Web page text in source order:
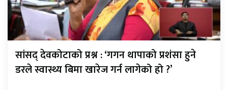
सांसद् देवकोटाको प्रश्न : ‘गगन थापाको प्रशंसा हुने
डरले स्वास्थ्य बिमा खारेज गर्न लागेको हो ?’